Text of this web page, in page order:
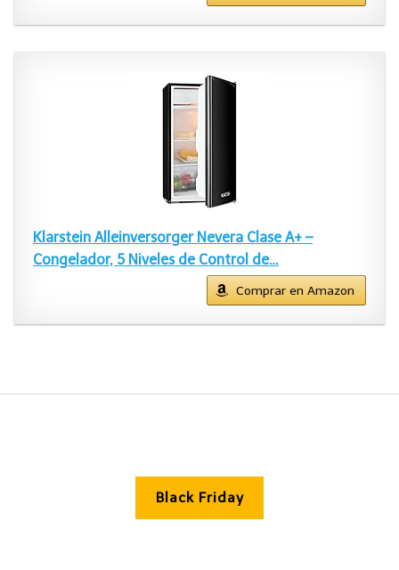
Klarstein Alleinversorger Nevera Clase A+ –
Congelador, 5 Niveles de Control de…
Comprar en Amazon
Black Friday